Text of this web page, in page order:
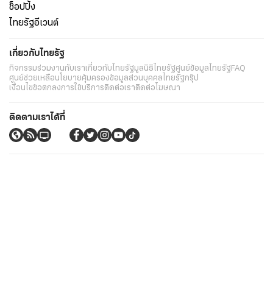
ช็อปปิ้ง
ไทยรัฐอีเวนต์
เกี่ยวกับไทยรัฐ
กิจกรรมร่วมงานกับเราเกี่ยวกับไทยรัฐมูลนิธิไทยรัฐศูนย์ข้อมูลไทยรัฐFAQ
ศูนย์ช่วยเหลือนโยบายคุ้มครองข้อมูลส่วนบุคคลไทยรัฐกรุ๊ป
เงื่อนไขข้อตกลงการใช้บริการติดต่อเราติดต่อโฆษณา
ติดตามเราได้ที่